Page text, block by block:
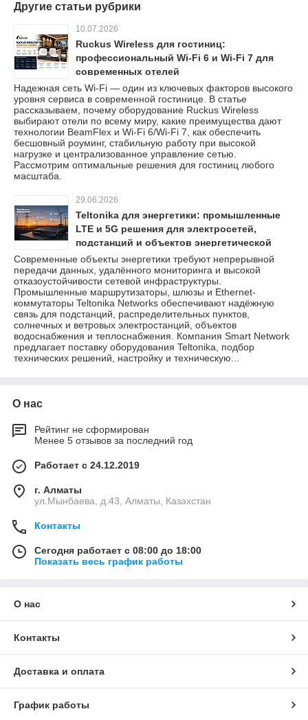
Другие статьи рубрики
10.07.2026
Ruckus Wireless для гостиниц:
профессиональный Wi-Fi 6 и Wi-Fi 7 для
современных отелей
Надежная сеть Wi-Fi — один из ключевых факторов высокого
уровня сервиса в современной гостинице. В статье
рассказываем, почему оборудование Ruckus Wireless
выбирают отели по всему миру, какие преимущества дают
технологии BeamFlex и Wi-Fi 6/Wi-Fi 7, как обеспечить
бесшовный роуминг, стабильную работу при высокой
нагрузке и централизованное управление сетью.
Рассмотрим оптимальные решения для гостиниц любого
масштаба.
29.06.2026
Teltonika для энергетики: промышленные
LTE и 5G решения для электросетей,
подстанций и объектов энергетической
инфраструктуры
Современные объекты энергетики требуют непрерывной
передачи данных, удалённого мониторинга и высокой
отказоустойчивости сетевой инфраструктуры.
Промышленные маршрутизаторы, шлюзы и Ethernet-
коммутаторы Teltonika Networks обеспечивают надёжную
связь для подстанций, распределительных пунктов,
солнечных и ветровых электростанций, объектов
водоснабжения и теплоснабжения. Компания Smart Network
предлагает поставку оборудования Teltonika, подбор
технических решений, настройку и техническую...
О нас
Рейтинг не сформирован
Менее 5 отзывов за последний год
Работает с 24.12.2019
г. Алматы
ул.Мынбаева, д.43, Алматы, Казахстан
Контакты
Сегодня работает с 08:00 до 18:00
Показать весь график работы
О нас
Контакты
Доставка и оплата
График работы